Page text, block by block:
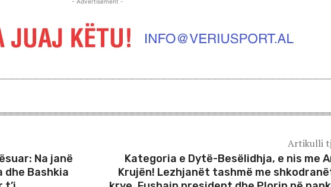
Na janë
Bashkia
Artikulli
Kategoria e Dytë-Besëlidhja, e nis me
Krujën! Lezhjanët tashmë me